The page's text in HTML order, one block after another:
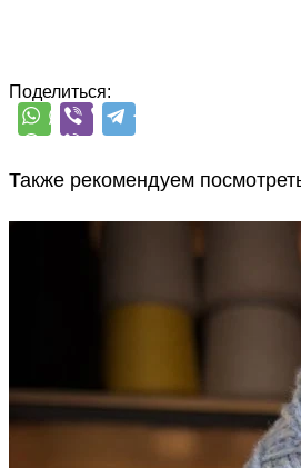
Поделиться:
Также рекомендуем
650